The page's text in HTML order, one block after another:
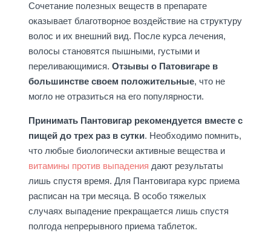
Сочетание полезных веществ в препарате
оказывает благотворное воздействие на структуру
волос и их внешний вид. После курса лечения,
волосы становятся пышными, густыми и
переливающимися. Отзывы о Патовигаре в
большинстве своем положительные, что не
могло не отразиться на его популярности.
Принимать Пантовигар рекомендуется вместе с
пищей до трех раз в сутки. Необходимо помнить,
что любые биологически активные вещества и
витамины против выпадения дают результаты
лишь спустя время. Для Пантовигара курс приема
расписан на три месяца. В особо тяжелых
случаях выпадение прекращается лишь спустя
полгода непрерывного приема таблеток.